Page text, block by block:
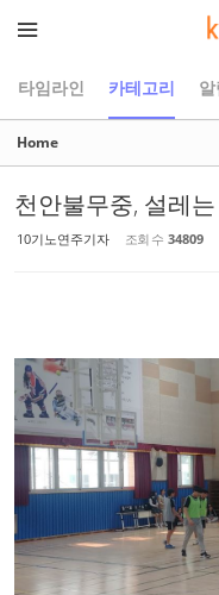
타임라인 카테고리
Home
천안불무중, 설레
10기노연주기자 조회 수 34809